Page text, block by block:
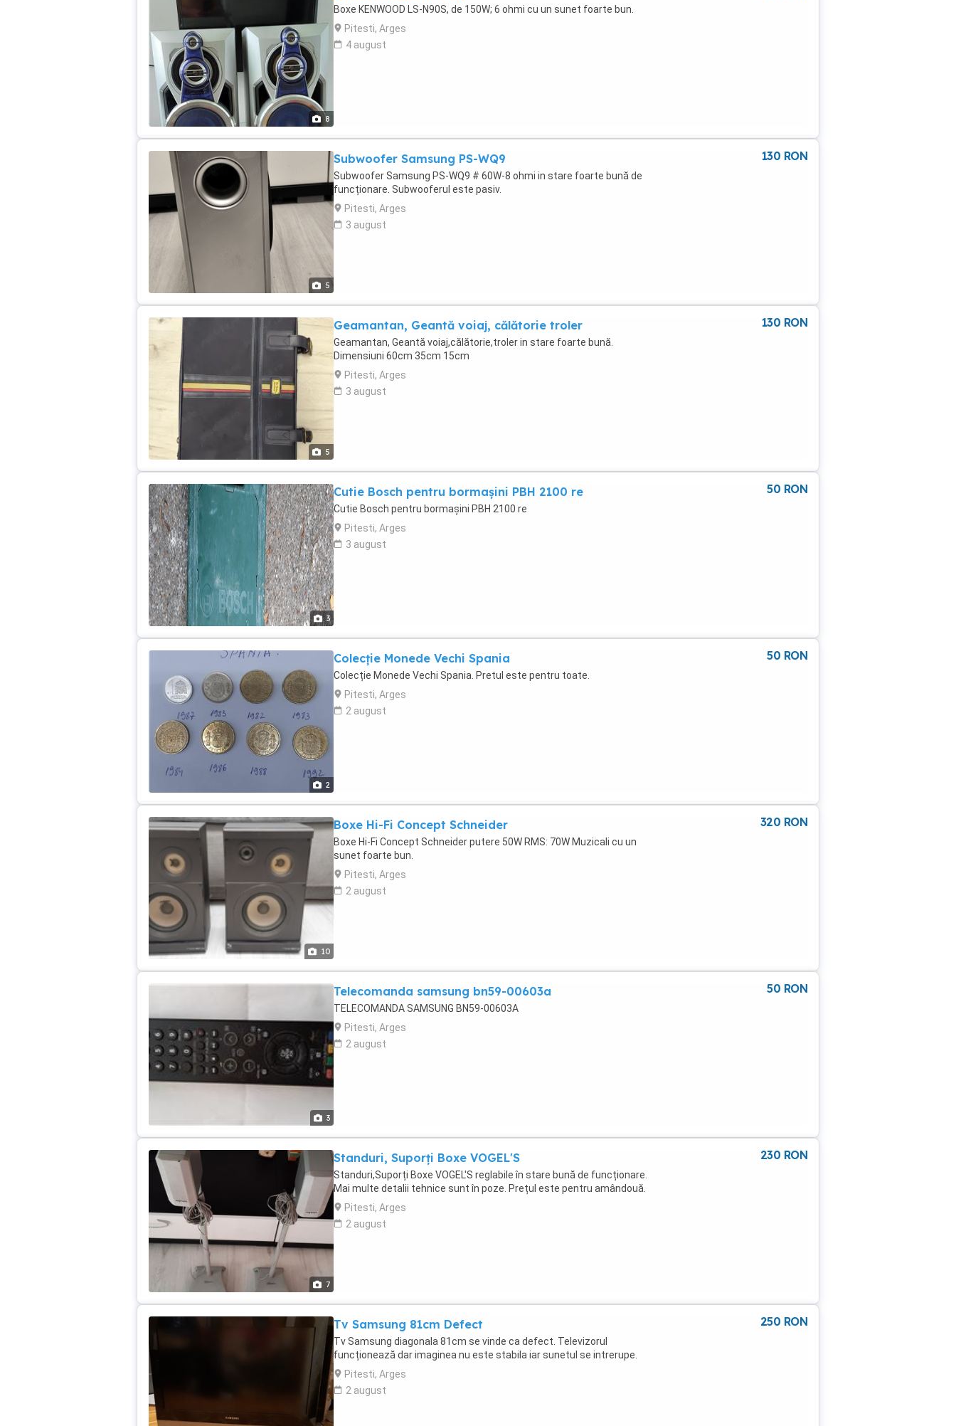
8
Boxe KENWOOD LS-N90S, de 150W; 6 ohmi cu un sunet foarte bun.
Pitesti, Arges
4 august
5
Subwoofer Samsung PS-WQ9
Subwoofer Samsung PS-WQ9 # 60W-8 ohmi in stare foarte bună de
funcționare. Subwooferul este pasiv.
Pitesti, Arges
3 august
130 RON
5
Geamantan, Geantă voiaj, călătorie troler
Geamantan, Geantă voiaj,călătorie,troler in stare foarte bună.
Dimensiuni 60cm 35cm 15cm
Pitesti, Arges
3 august
130 RON
3
Cutie Bosch pentru bormașini PBH 2100 re
Cutie Bosch pentru bormașini PBH 2100 re
Pitesti, Arges
3 august
50 RON
2
Colecție Monede Vechi Spania
Colecție Monede Vechi Spania. Pretul este pentru toate.
Pitesti, Arges
2 august
50 RON
10
Boxe Hi-Fi Concept Schneider
Boxe Hi-Fi Concept Schneider putere 50W RMS: 70W Muzicali cu un
sunet foarte bun.
Pitesti, Arges
2 august
320 RON
3
Telecomanda samsung bn59-00603a
TELECOMANDA SAMSUNG BN59-00603A
Pitesti, Arges
2 august
50 RON
7
Standuri, Suporți Boxe VOGEL'S
Standuri,Suporți Boxe VOGEL'S reglabile în stare bună de funcționare.
Mai multe detalii tehnice sunt în poze. Prețul este pentru amândouă.
Pitesti, Arges
2 august
230 RON
Tv Samsung 81cm Defect
Tv Samsung diagonala 81cm se vinde ca defect. Televizorul
funcționează dar imaginea nu este stabila iar sunetul se intrerupe.
Pitesti, Arges
2 august
250 RON